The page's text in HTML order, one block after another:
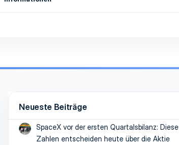
Neueste Beiträge
SpaceX vor der ersten Quartalsbilanz: Diese
Zahlen entscheiden heute über die Aktie